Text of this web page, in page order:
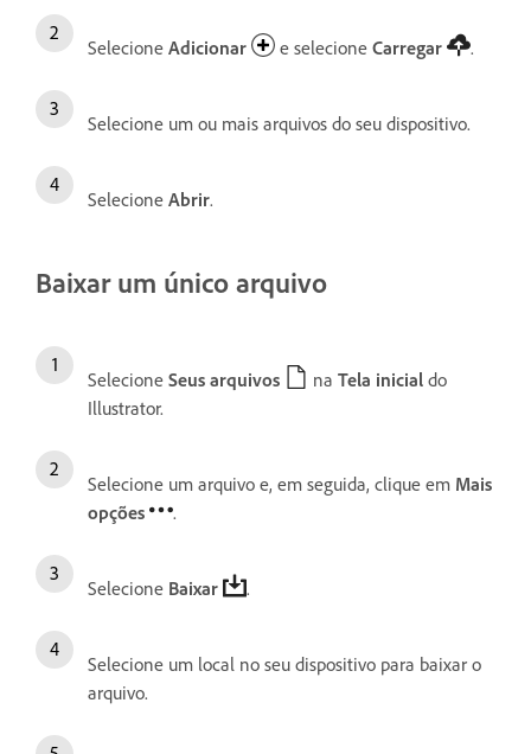
Selecione Adicionar e selecione Carregar .
Selecione um ou mais arquivos do seu dispositivo.
Selecione Abrir.
Baixar um único arquivo
Selecione Seus arquivos na Tela inicial do
Illustrator.
Selecione um arquivo e, em seguida, clique em Mais
opções
.
Selecione Baixar .
Selecione um local no seu dispositivo para baixar o
arquivo.